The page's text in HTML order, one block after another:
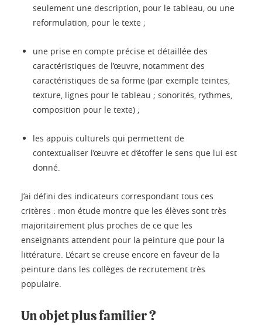
seulement une description, pour le tableau, ou une
reformulation, pour le texte ;
une prise en compte précise et détaillée des
caractéristiques de l’œuvre, notamment des
caractéristiques de sa forme (par exemple teintes,
texture, lignes pour le tableau ; sonorités, rythmes,
composition pour le texte) ;
les appuis culturels qui permettent de
contextualiser l’œuvre et d’étoffer le sens que lui est
donné.
J’ai défini des indicateurs correspondant tous ces
critères : mon étude montre que les élèves sont très
majoritairement plus proches de ce que les
enseignants attendent pour la peinture que pour la
littérature. L’écart se creuse encore en faveur de la
peinture dans les collèges de recrutement très
populaire.
Un objet plus familier ?